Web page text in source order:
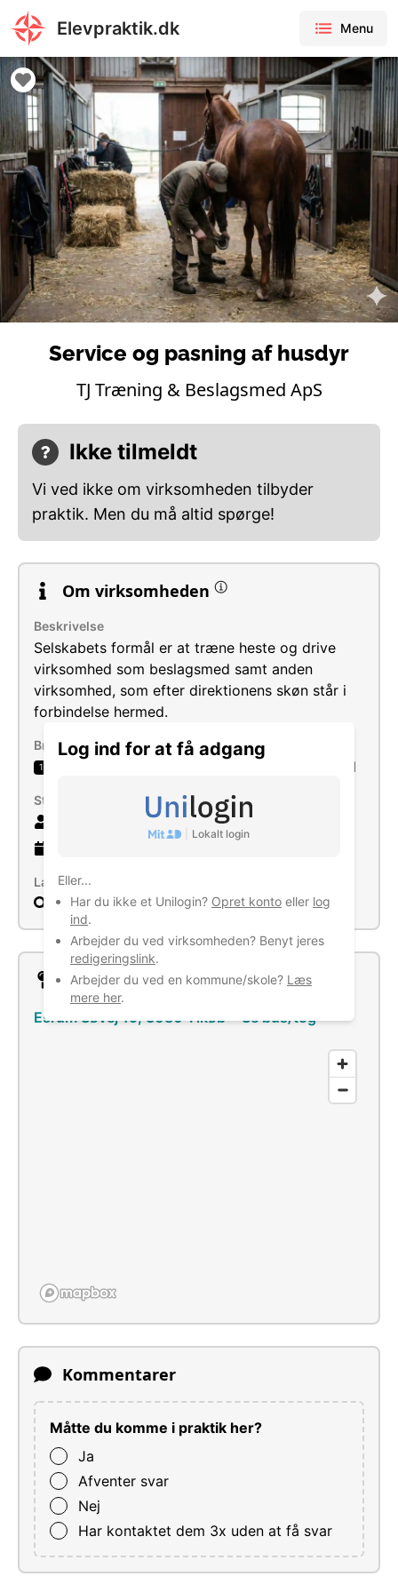
Elevpraktik.dk Menu
Log ind for at få adgang
Lokalt login
Eller...
Har du ikke et Unilogin? Opret konto eller log
ind.
Arbejder du ved virksomheden? Benyt jeres
redigeringslink.
Arbejder du ved en kommune/skole? Læs
mere her.
Service og pasning af husdyr
TJ Træning & Beslagsmed ApS
Ikke tilmeldt
Vi ved ikke om virksomheden tilbyder
praktik. Men du må altid spørge!
Om virksomheden
Beskrivelse
Selskabets formål er at træne heste og drive
virksomhed som beslagsmed samt anden
virksomhed, som efter direktionens skøn står i
forbindelse hermed.
Brancher
1 Støtteaktiviteter i forbindelse med husdyravl
Størrelse
Læs mere
Søg
Lokation
Esrum Søvej 19, 3080 Tikøb – Se bus/tog
Kommentarer
Måtte du komme i praktik her?
Ja
Afventer svar
Nej
Har kontaktet dem 3x uden at få svar